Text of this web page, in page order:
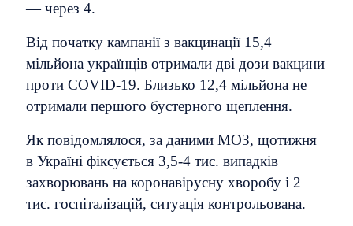
— через 4.
Від початку кампанії з вакцинації 15,4
мільйона українців отримали дві дози вакцини
проти COVID-19. Близько 12,4 мільйона не
отримали першого бустерного щеплення.
Як повідомлялося, за даними МОЗ, щотижня
в Україні фіксується 3,5-4 тис. випадків
захворювань на коронавірусну хворобу і 2
тис. госпіталізацій, ситуація контрольована.